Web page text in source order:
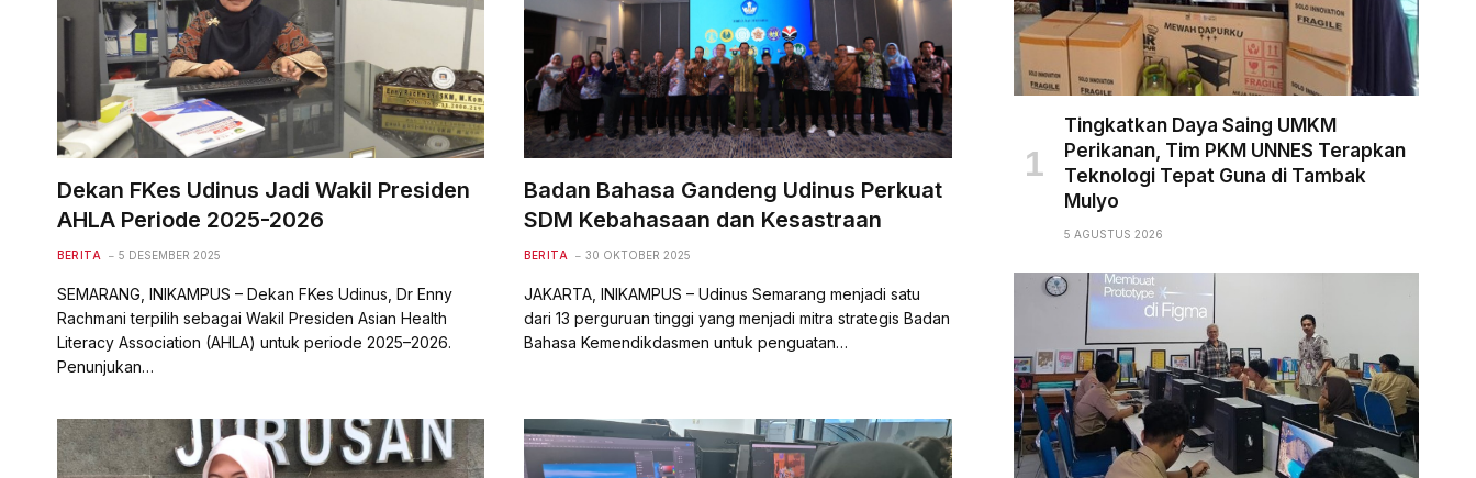
Dekan FKes Udinus Jadi Wakil Presiden
AHLA Periode 2025-2026
BERITA 5 DESEMBER 2025
SEMARANG, INIKAMPUS – Dekan FKes Udinus, Dr Enny
Rachmani terpilih sebagai Wakil Presiden Asian Health
Literacy Association (AHLA) untuk periode 2025–2026.
Penunjukan…
Badan Bahasa Gandeng Udinus Perkuat
SDM Kebahasaan dan Kesastraan
BERITA 30 OKTOBER 2025
JAKARTA, INIKAMPUS – Udinus Semarang menjadi satu
dari 13 perguruan tinggi yang menjadi mitra strategis Badan
Bahasa Kemendikdasmen untuk penguatan…
Tingkatkan Daya Saing UMKM
Perikanan, Tim PKM UNNES Terapkan
Teknologi Tepat Guna di Tambak
Mulyo
5 AGUSTUS 2026